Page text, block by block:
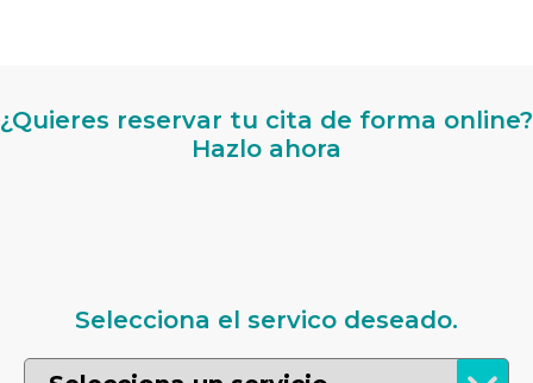
¿Quieres reservar tu cita de forma online?
Hazlo ahora
Selecciona el servico deseado.